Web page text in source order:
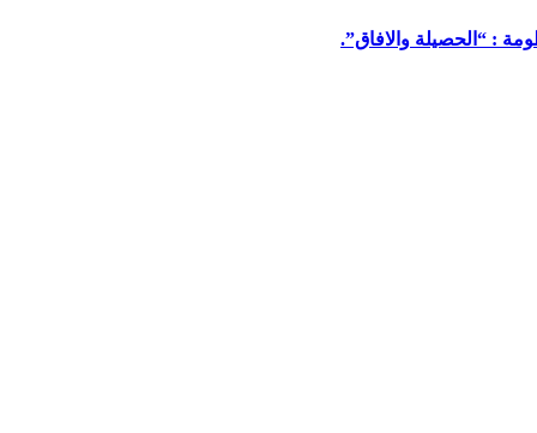
: “الحصيلة والافاق”.